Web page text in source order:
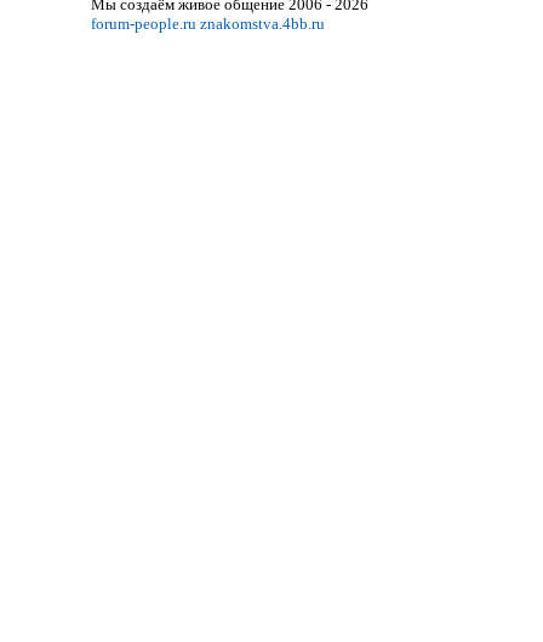
Мы создаём живое общение 2006 - 2026
forum-people.ru znakomstva.4bb.ru